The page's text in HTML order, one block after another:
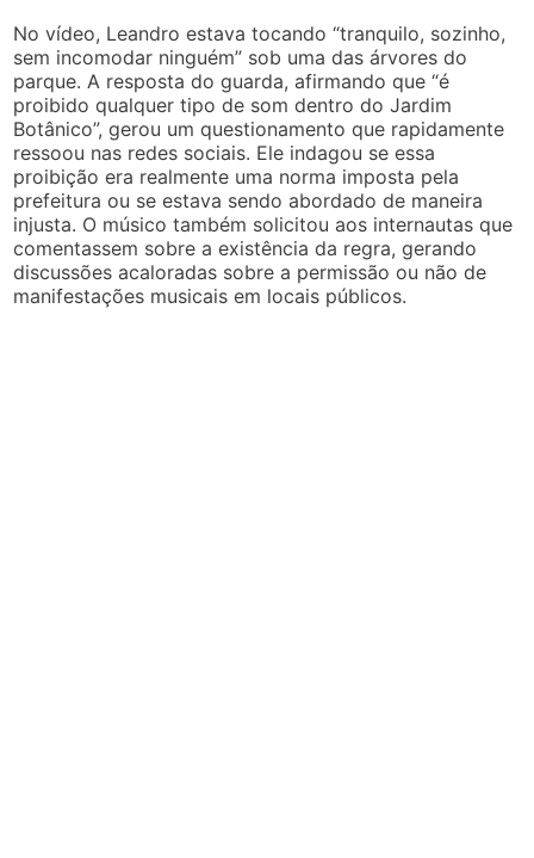
No vídeo, Leandro estava tocando “tranquilo, sozinho,
sem incomodar ninguém” sob uma das árvores do
parque. A resposta do guarda, afirmando que “é
proibido qualquer tipo de som dentro do Jardim
Botânico”, gerou um questionamento que rapidamente
ressoou nas redes sociais. Ele indagou se essa
proibição era realmente uma norma imposta pela
prefeitura ou se estava sendo abordado de maneira
injusta. O músico também solicitou aos internautas que
comentassem sobre a existência da regra, gerando
discussões acaloradas sobre a permissão ou não de
manifestações musicais em locais públicos.